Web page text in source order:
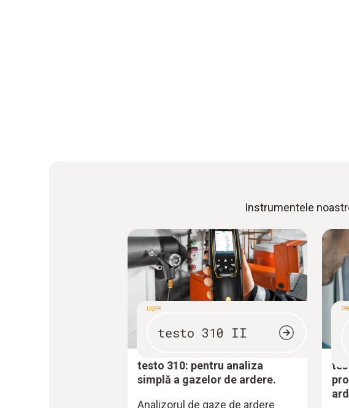
Instrumentele
UȘOR
testo 310 II
testo 310: pentru analiza
simplă a gazelor de ardere.
Analizorul de gaze de ardere